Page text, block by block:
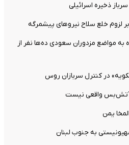
ذخیره اسرائیلی
لزوم خلع سلاح نیروهای پیشمرگه
مواضع مزدوران سعودی ده‌ها نفر از
در کنترل سربازان روس
آتش‌بس واقعی نیست
به جنوب لبنان